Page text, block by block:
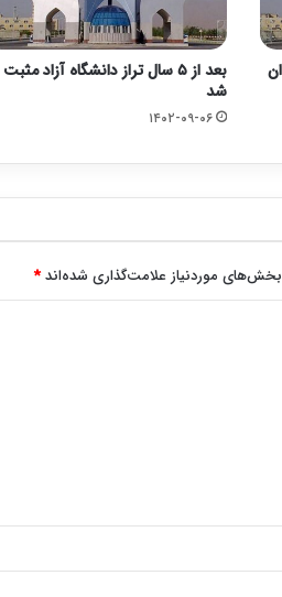
بعد از ۵ سال تراز دانشگاه آزاد مثبت
شد
۱۴۰۲-۰۹-۰۶
بخش‌های موردنیاز علامت‌گذاری شده‌اند*